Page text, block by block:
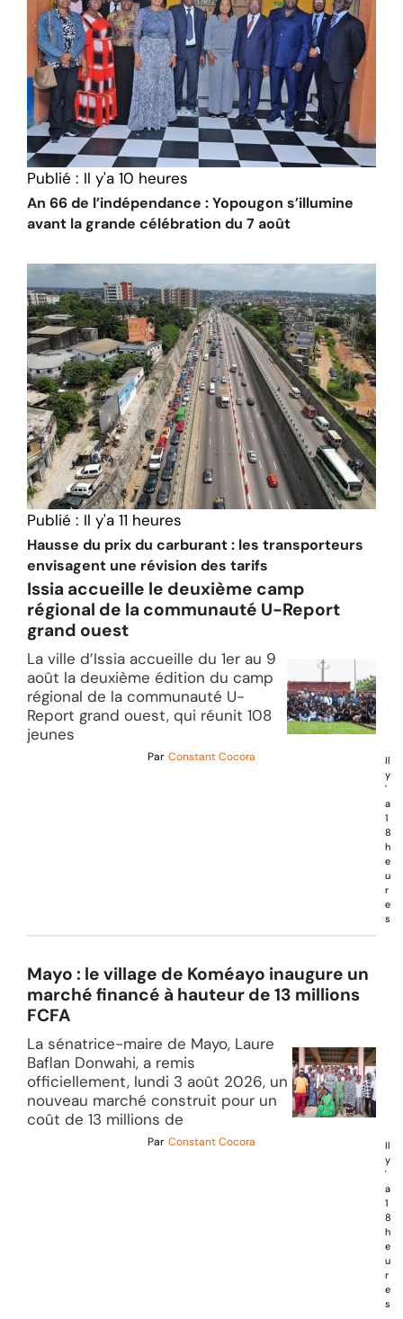
Publié : Il y'a 10 heures
An 66 de l’indépendance : Yopougon s’illumine
avant la grande célébration du 7 août
Publié : Il y'a 11 heures
Hausse du prix du carburant : les transporteurs
envisagent une révision des tarifs
Issia accueille le deuxième camp
régional de la communauté U-Report
grand ouest
La ville d’Issia accueille du 1er au 9
août la deuxième édition du camp
régional de la communauté U-
Report grand ouest, qui réunit 108
jeunes
Par Constant Cocora
Il
y
'
a
1
8
h
e
u
r
e
s
Mayo : le village de Koméayo inaugure un
marché financé à hauteur de 13 millions
FCFA
La sénatrice-maire de Mayo, Laure
Baflan Donwahi, a remis
officiellement, lundi 3 août 2026, un
nouveau marché construit pour un
coût de 13 millions de
Par Constant Cocora
Il
y
'
a
1
8
h
e
u
r
e
s